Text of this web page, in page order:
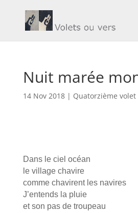
Nuit marée
14 Nov 2018| Quatorzième volet
Dans le ciel océan
le village chavire
comme chavirent les navires
J’entends la pluie
et son pas de troupeau